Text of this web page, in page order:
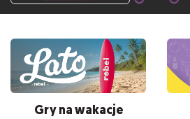
Gry na wakacje